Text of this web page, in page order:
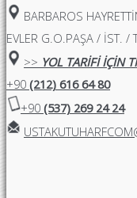
BARBAROS
EVLER G.O.PAŞA / İST. /
>> YOL TARİFİ İÇİN
+90 (212) 616 64 80
+90 (537) 269 24 24